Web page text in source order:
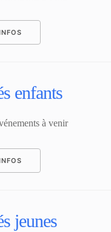
enfants
à venir
jeunes